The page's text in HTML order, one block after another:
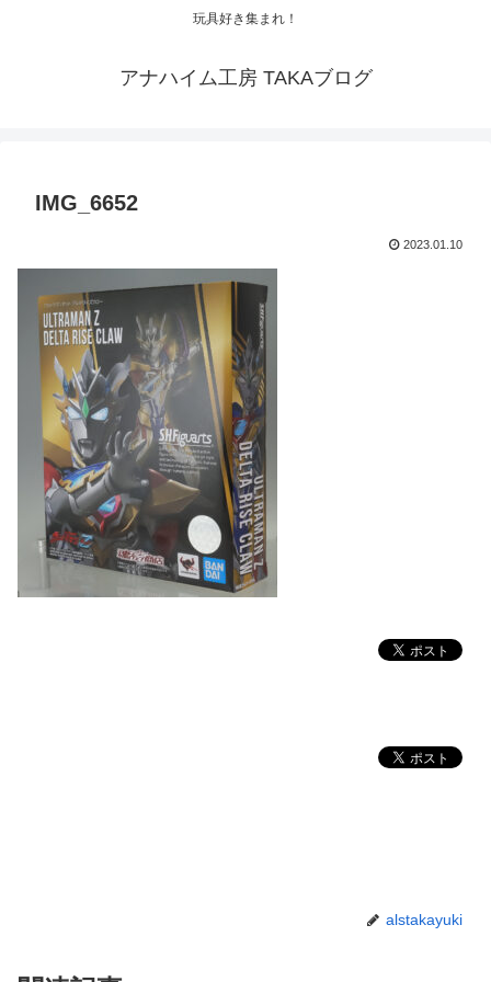
玩具好き集まれ！
アナハイム工房 TAKAブログ
IMG_6652
2023.01.10
alstakayuki